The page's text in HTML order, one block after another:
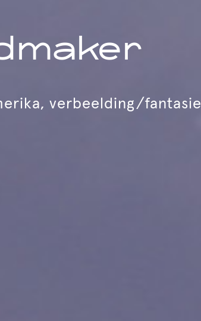
verbeelding/fantasie